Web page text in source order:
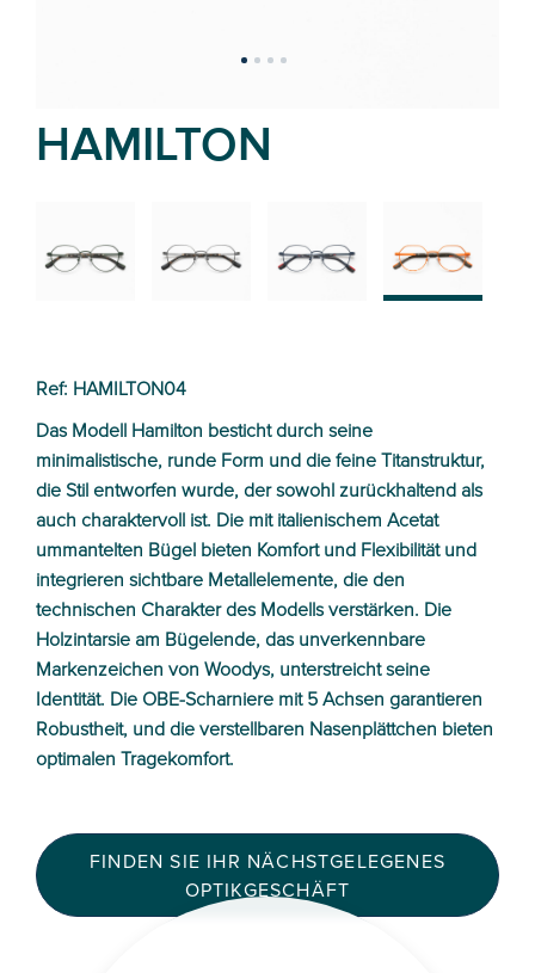
HAMILTON
Ref: HAMILTON04
Das Modell Hamilton besticht durch seine
minimalistische, runde Form und die feine Titanstruktur,
die Stil entworfen wurde, der sowohl zurückhaltend als
auch charaktervoll ist. Die mit italienischem Acetat
ummantelten Bügel bieten Komfort und Flexibilität und
integrieren sichtbare Metallelemente, die den
technischen Charakter des Modells verstärken. Die
Holzintarsie am Bügelende, das unverkennbare
Markenzeichen von Woodys, unterstreicht seine
Identität. Die OBE-Scharniere mit 5 Achsen garantieren
Robustheit, und die verstellbaren Nasenplättchen bieten
optimalen Tragekomfort.
FINDEN SIE IHR NÄCHSTGELEGENES
OPTIKGESCHÄFT